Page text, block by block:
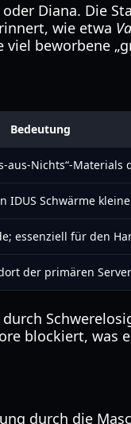
Diana. Die
wie etwa
beworbene
Bedeutung
aus-Nichts“-Materials
IDUS Schwärme
essenziell für den
der primären
blockiert,
durch die